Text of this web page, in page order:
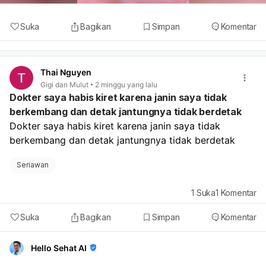
Suka Bagikan Simpan Komentar
Thai Nguyen
Gigi dan Mulut 2 minggu yang lalu
Dokter saya habis kiret karena janin saya tidak
berkembang dan detak jantungnya tidak berdetak
Dokter saya habis kiret karena janin saya tidak
berkembang dan detak jantungnya tidak berdetak
Seriawan
Suka Bagikan Simpan Komentar
1 Suka1 Komentar
Hello Sehat AI